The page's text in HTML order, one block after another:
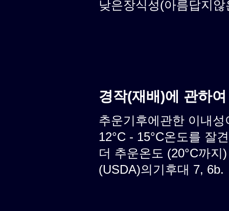
낮은장식성(아름답지
경작(재배)에 관하
추운기후에관한 이내
12°C - 15°C온도를 잘
더 추운온도 (20°C까
(USDA)의기후대 7, 6b.